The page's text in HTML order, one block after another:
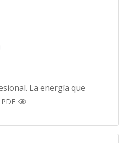
La energía que
PDF